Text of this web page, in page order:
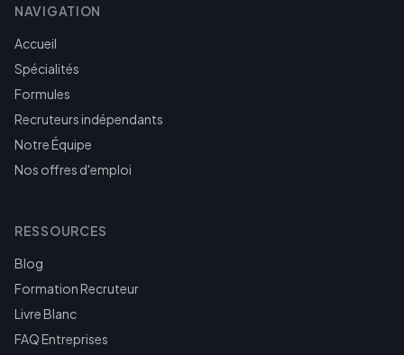
NAVIGATION
Accueil
Spécialités
Formules
Recruteurs indépendants
Notre Équipe
Nos offres d'emploi
RESSOURCES
Blog
Formation Recruteur
Livre Blanc
FAQ Entreprises